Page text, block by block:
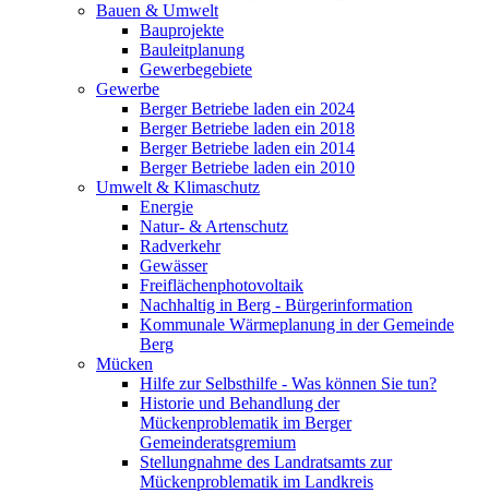
Bauen & Umwelt
Bauprojekte
Bauleitplanung
Gewerbegebiete
Gewerbe
Berger Betriebe laden ein 2024
Berger Betriebe laden ein 2018
Berger Betriebe laden ein 2014
Berger Betriebe laden ein 2010
Umwelt & Klimaschutz
Energie
Natur- & Artenschutz
Radverkehr
Gewässer
Freiflächenphotovoltaik
Nachhaltig in Berg - Bürgerinformation
Kommunale Wärmeplanung in der Gemeinde
Berg
Mücken
Hilfe zur Selbsthilfe - Was können Sie tun?
Historie und Behandlung der
Mückenproblematik im Berger
Gemeinderatsgremium
Stellungnahme des Landratsamts zur
Mückenproblematik im Landkreis